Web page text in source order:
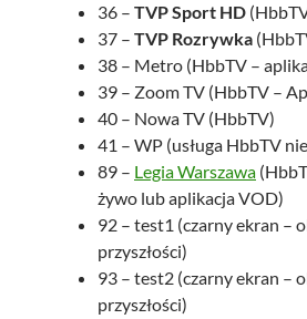
36 – TVP Sport HD
37 – TVP Rozrywka
38 – Metro (HbbTV –
39 – Zoom TV (HbbTV –
40 – Nowa TV (HbbTV)
41 – WP (usługa HbbTV
89 – Legia Warszawa
żywo lub aplikacja VOD)
92 – test1 (czarny ekran –
przyszłości)
93 – test2 (czarny ekran –
przyszłości)